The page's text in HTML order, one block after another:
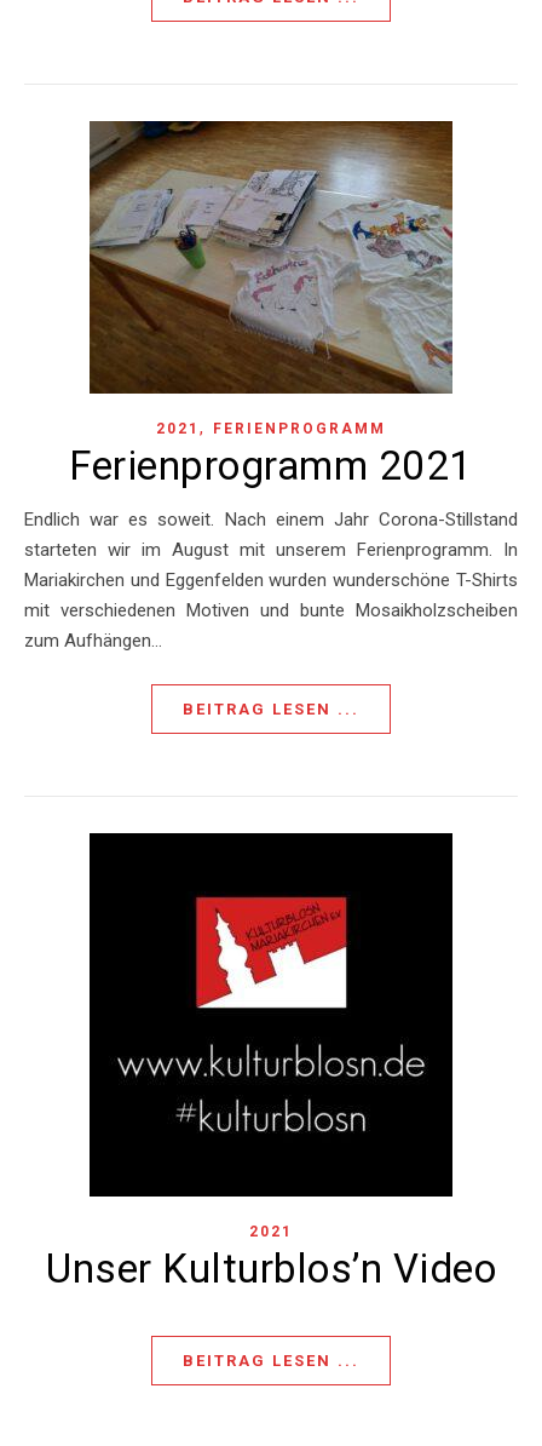
2021 , FERIENPROGRAMM
Ferienprogramm 2021
Endlich war es soweit. Nach einem Jahr Corona-Stillstand
starteten wir im August mit unserem Ferienprogramm. In
Mariakirchen und Eggenfelden wurden wunderschöne T-Shirts
mit verschiedenen Motiven und bunte Mosaikholzscheiben
zum Aufhängen…
BEITRAG LESEN ...
2021
Unser Kulturblos’n Video
BEITRAG LESEN ...